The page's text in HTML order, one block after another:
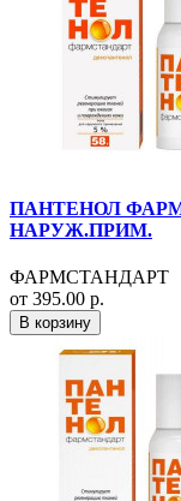
ПАНТЕНОЛ
НАРУЖ.ПРИМ.
ФАРМСТАНДАРТ
от 395.00 р.
В корзину